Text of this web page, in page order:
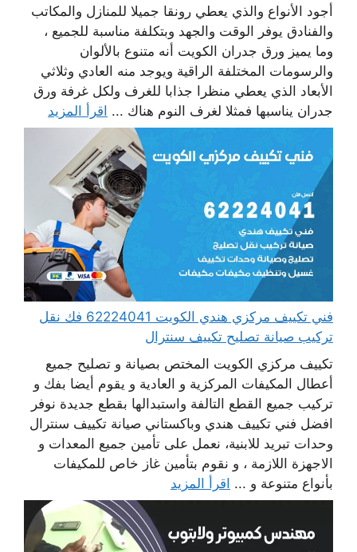
أجود الأنواع والذي يعطي رونقا جميلا للمنازل والمكاتب
والفنادق يوفر الوقت والجهد وبتكلفة مناسبة للجميع ،
وما يميز ورق جدران الكويت أنه متنوع بالألوان
والرسومات المختلفة الراقية ويوجد منه العادي وثلاثي
الأبعاد الذي يعطي منظرا جذابا للغرف ولكل غرفة ورق
جدران يناسبها فمثلا لغرف النوم هناك ... اقرأ المزيد
فني تكييف مركزي هندي الكويت 62224041 فك نقل
تركيب صيانة تصليح تكييف سنترال
تكييف مركزي الكويت المختص بصيانة و تصليح جميع
أعطال المكيفات المركزية و العادية و يقوم أيضا بفك و
تركيب جميع القطع التالفة واستبدالها بقطع جديدة نوفر
افضل فني تكييف هندي وباكستاني صيانة تكييف سنترال
وحدات تبريد للابنية، نعمل على تأمين جميع المعدات و
الاجهزة اللازمة ، و نقوم بتأمين غاز خاص للمكيفات
بأنواع متنوعة و ... اقرأ المزيد